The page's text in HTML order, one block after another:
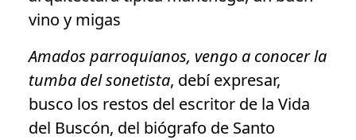
vino y migas
Amados parroquianos, vengo a conocer la
tumba del sonetista, debí expresar,
busco los restos del escritor de la Vida
del Buscón, del biógrafo de Santo